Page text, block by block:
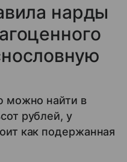
нарды
можно найти в
рублей, у
как подержанная